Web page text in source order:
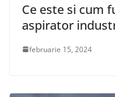
Ce este si cum
aspirator
februarie 15, 2024